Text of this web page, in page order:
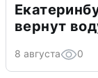
вернут
8 августа 0